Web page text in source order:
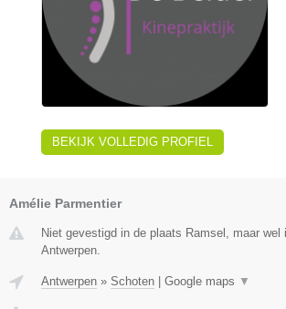
BEKIJK VOLLEDIG PROFIEL
Amélie Parmentier
Niet gevestigd in de plaats Ramsel, maar wel
Antwerpen.
Antwerpen » Schoten Google maps ▼